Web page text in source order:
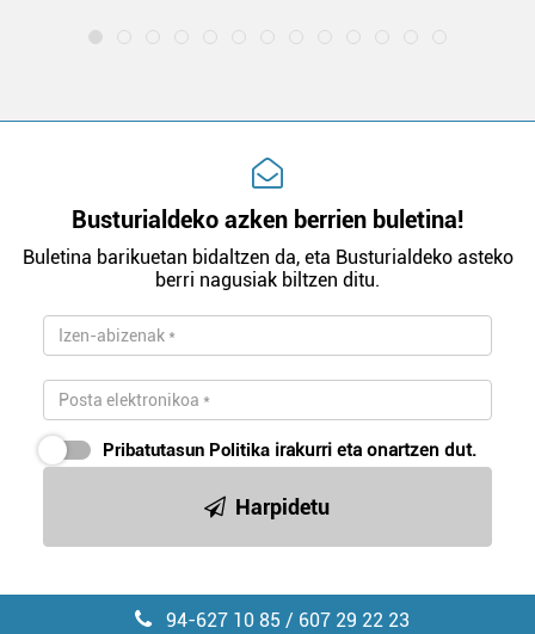
Busturialdeko azken berrien buletina!
Buletina barikuetan bidaltzen da, eta Busturialdeko asteko
berri nagusiak biltzen ditu.
Pribatutasun Politika irakurri eta onartzen dut.
Harpidetu
94-627 10 85 / 607 29 22 23